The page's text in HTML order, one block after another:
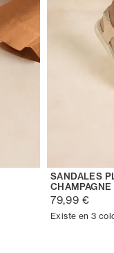
SANDALES
79,99 €
Existe en 3